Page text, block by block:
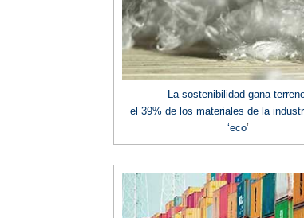
La sostenibilidad gana
el 39% de los materiales de la
‘eco’